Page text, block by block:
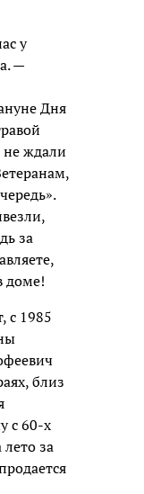
у
—
Дня
не ждали
за
доме!
с 1985
близ
с 60-х
за